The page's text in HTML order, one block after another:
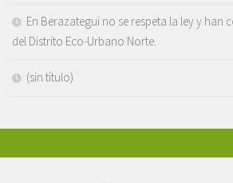
En Berazategui no se respeta la ley y han
del Distrito Eco-Urbano Norte.
(sin título)